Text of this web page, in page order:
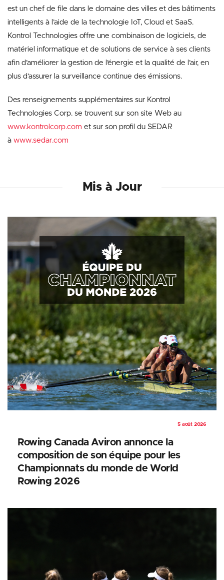
est un chef de file dans le domaine des villes et des bâtiments
intelligents à l’aide de la technologie IoT, Cloud et SaaS.
Kontrol Technologies offre une combinaison de logiciels, de
matériel informatique et de solutions de service à ses clients
afin d’améliorer la gestion de l’énergie et la qualité de l’air, en
plus d’assurer la surveillance continue des émissions.
Des renseignements supplémentaires sur Kontrol
Technologies Corp. se trouvent sur son site Web au
www.kontrolcorp.com et sur son profil du SEDAR
à www.sedar.com
Mis à Jour
5 août 2026
Rowing Canada Aviron annonce la
composition de son équipe pour les
Championnats du monde de World
Rowing 2026